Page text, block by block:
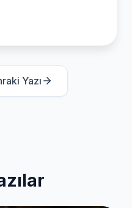
Yazı